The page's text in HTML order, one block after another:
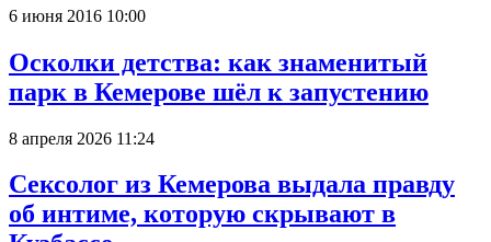
6 июня 2016 10:00
Осколки детства: как знаменитый
парк в Кемерове шёл к запустению
8 апреля 2026 11:24
Сексолог из Кемерова выдала правду
об интиме, которую скрывают в